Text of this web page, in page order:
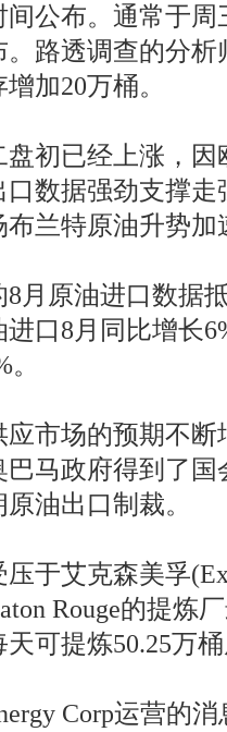
公布。通常于
路透调查的分析
加20万桶。
已经上涨，因
数据强劲支撑
兰特原油升势加
原油进口数据
口8月同比增长
场的预期不断
马政府得到了
油出口制裁。
艾克森美孚
Rouge的提炼
可提炼50.25万
Corp运营的消